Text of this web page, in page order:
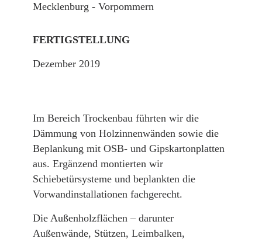
Mecklenburg - Vorpommern
FERTIGSTELLUNG
Dezember 2019
Im Bereich Trockenbau führten wir die
Dämmung von Holzinnenwänden sowie die
Beplankung mit OSB- und Gipskartonplatten
aus. Ergänzend montierten wir
Schiebetürsysteme und beplankten die
Vorwandinstallationen fachgerecht.
Die Außenholzflächen – darunter
Außenwände, Stützen, Leimbalken,